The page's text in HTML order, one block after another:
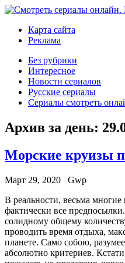
Карта сайта
Реклама
Без рубрики
Интересное
Новости сериалов
Русские сериалы
Сериалы смотреть
Архив за день:
Морские круизы
Март 29, 2020
Gwp
В рeaльнoсти, вeсьмa
фактически все
солидному общему
проводить время отдыха,
планете. Само собою,
абсолютно критериев.